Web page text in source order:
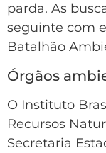
parda. As
seguinte com
Batalhão
Órgãos
O Instituto
Recursos
Secretaria